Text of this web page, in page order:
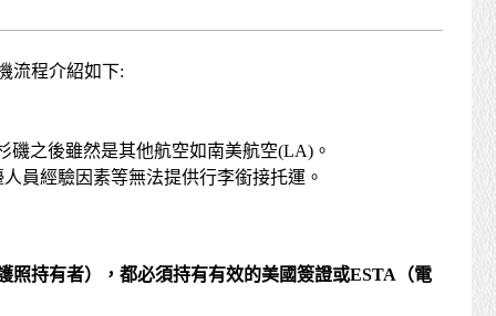
流程介紹如下:
之後雖然是其他航空如南美航空(LA)。
員經驗因素等無法提供行李銜接托運。
照持有者），都必須持有有效的美國簽證或ESTA （電